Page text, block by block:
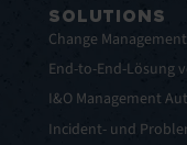
SOLUTIONS
Change Management
End-to-End-Lösung
I&O Management
Incident- und